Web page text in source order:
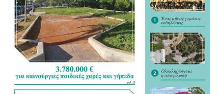
Για τον νέο Κώδικα της Αυτοδιοίκησης αναγνώρισε ως
σημαντικό βήμα τη συγκέντρωση της διάσπαρτης
νομοθεσίας σε ένα ενιαίο κείμενο, άσκησε όμως κριτική
στον τρόπο με τον οποίο διαμορφώνεται. «Η
Αυτοδιοίκηση ξέρει τι Αυτοδιοίκηση θέλει», σημείωσε,
υποστηρίζοντας ότι οι Δήμοι θα έπρεπε να έχουν πολύ
πιο καθοριστικό ρόλο στη διαμόρφωση του νέου
πλαισίου.